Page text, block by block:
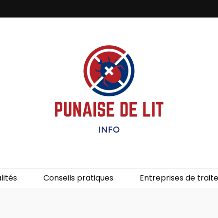
Conseils pratiques Entreprises de